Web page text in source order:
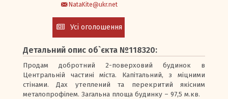
NataKite@ukr.net
Усі оголошення
Детальний опис об`єкта №118320:
Продам добротний 2-поверховий будинок в
Центральній частині міста. Капітальний, з міцними
стінами. Дах утеплений та перекритий якісним
металопрофілем. Загальна площа будинку – 97,5 м.кв.